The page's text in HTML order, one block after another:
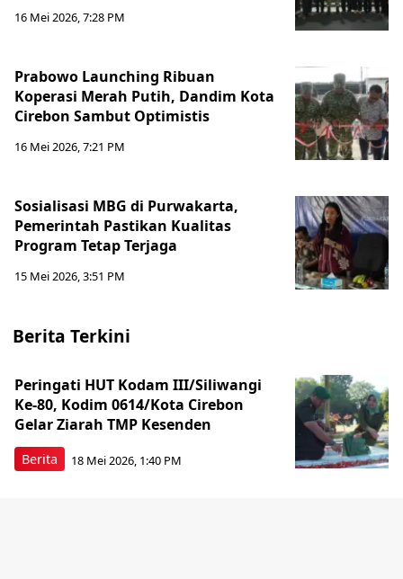
16 Mei 2026, 7:28 PM
Prabowo Launching Ribuan
Koperasi Merah Putih, Dandim Kota
Cirebon Sambut Optimistis
16 Mei 2026, 7:21 PM
Sosialisasi MBG di Purwakarta,
Pemerintah Pastikan Kualitas
Program Tetap Terjaga
15 Mei 2026, 3:51 PM
Berita Terkini
Berita
Peringati HUT Kodam III/Siliwangi
Ke-80, Kodim 0614/Kota Cirebon
Gelar Ziarah TMP Kesenden
18 Mei 2026, 1:40 PM